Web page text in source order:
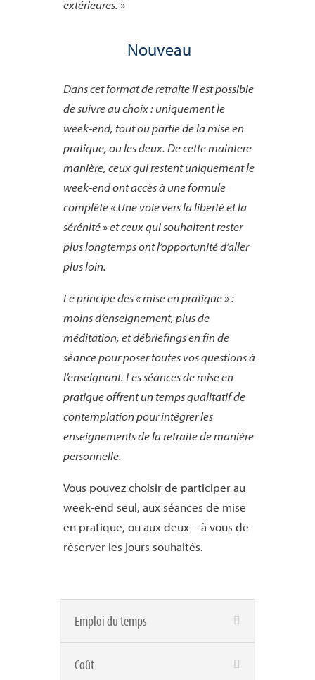
extérieures. »
Nouveau
Dans cet format de retraite il est possible
de suivre au choix : uniquement le
week-end, tout ou partie de la mise en
pratique, ou les deux. De cette maintere
manière, ceux qui restent uniquement le
week-end ont accès à une formule
complète « Une voie vers la liberté et la
sérénité » et ceux qui souhaitent rester
plus longtemps ont l’opportunité d’aller
plus loin.
Le principe des « mise en pratique » :
moins d’enseignement, plus de
méditation, et débriefings en fin de
séance pour poser toutes vos questions à
l’enseignant. Les séances de mise en
pratique offrent un temps qualitatif de
contemplation pour intégrer les
enseignements de la retraite de manière
personnelle.
Vous pouvez choisirde participer au
week-end seul, aux séances de mise
en pratique, ou aux deux – à vous de
réserver les jours souhaités.
Emploi du temps
Coût